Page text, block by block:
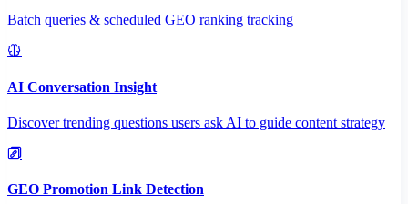
Batch queries & scheduled GEO ranking tracking
AI Conversation Insight
Discover trending questions users ask AI to guide content strategy
GEO Promotion Link Detection